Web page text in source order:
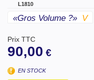
L1810
«gros Volume ?» V
Prix TTC
90,00 €
EN STOCK